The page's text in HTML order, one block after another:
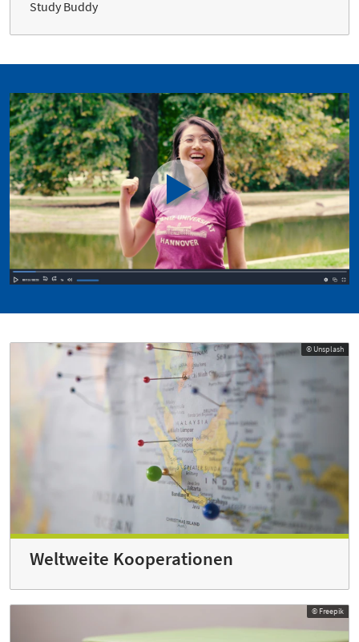
Study Buddy
© Unsplash
Weltweite Kooperationen
© Freepik